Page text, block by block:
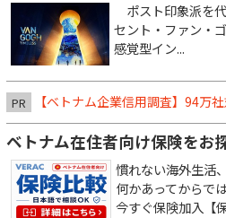
ポスト印象派を
セント・ファン・
感覚型イン...
PR 【ベトナム企業信用調査】94万
ベトナム在住者向け保険をお
慣れない海外生活
何かあってからで
今すぐ保険加入【